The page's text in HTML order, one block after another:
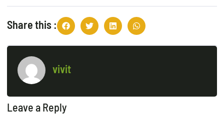
Share this :
vivit
Leave a Reply